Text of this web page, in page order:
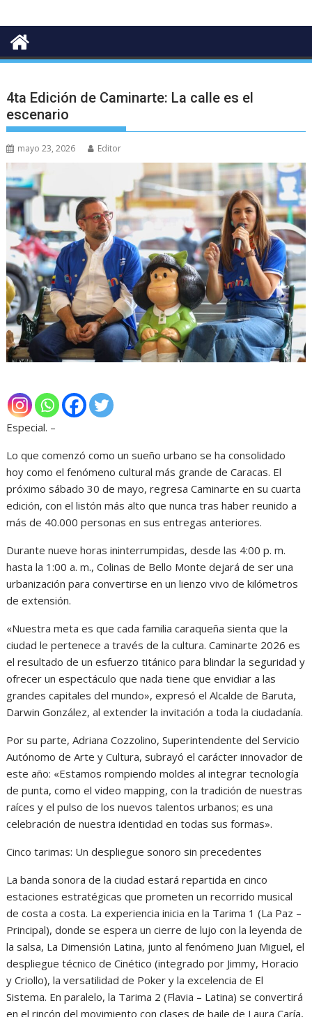
4ta Edición de Caminarte: La calle es el
escenario
mayo 23, 2026 Editor
Especial. –
Lo que comenzó como un sueño urbano se ha consolidado
hoy como el fenómeno cultural más grande de Caracas. El
próximo sábado 30 de mayo, regresa Caminarte en su cuarta
edición, con el listón más alto que nunca tras haber reunido a
más de 40.000 personas en sus entregas anteriores.
Durante nueve horas ininterrumpidas, desde las 4:00 p. m.
hasta la 1:00 a. m., Colinas de Bello Monte dejará de ser una
urbanización para convertirse en un lienzo vivo de kilómetros
de extensión.
«Nuestra meta es que cada familia caraqueña sienta que la
ciudad le pertenece a través de la cultura. Caminarte 2026 es
el resultado de un esfuerzo titánico para blindar la seguridad y
ofrecer un espectáculo que nada tiene que envidiar a las
grandes capitales del mundo», expresó el Alcalde de Baruta,
Darwin González, al extender la invitación a toda la ciudadanía.
Por su parte, Adriana Cozzolino, Superintendente del Servicio
Autónomo de Arte y Cultura, subrayó el carácter innovador de
este año: «Estamos rompiendo moldes al integrar tecnología
de punta, como el video mapping, con la tradición de nuestras
raíces y el pulso de los nuevos talentos urbanos; es una
celebración de nuestra identidad en todas sus formas».
Cinco tarimas: Un despliegue sonoro sin precedentes
La banda sonora de la ciudad estará repartida en cinco
estaciones estratégicas que prometen un recorrido musical
de costa a costa. La experiencia inicia en la Tarima 1 (La Paz –
Principal), donde se espera un cierre de lujo con la leyenda de
la salsa, La Dimensión Latina, junto al fenómeno Juan Miguel, el
despliegue técnico de Cinético (integrado por Jimmy, Horacio
y Criollo), la versatilidad de Poker y la excelencia de El
Sistema. En paralelo, la Tarima 2 (Flavia – Latina) se convertirá
en el rincón del movimiento con clases de baile de Laura Caría,